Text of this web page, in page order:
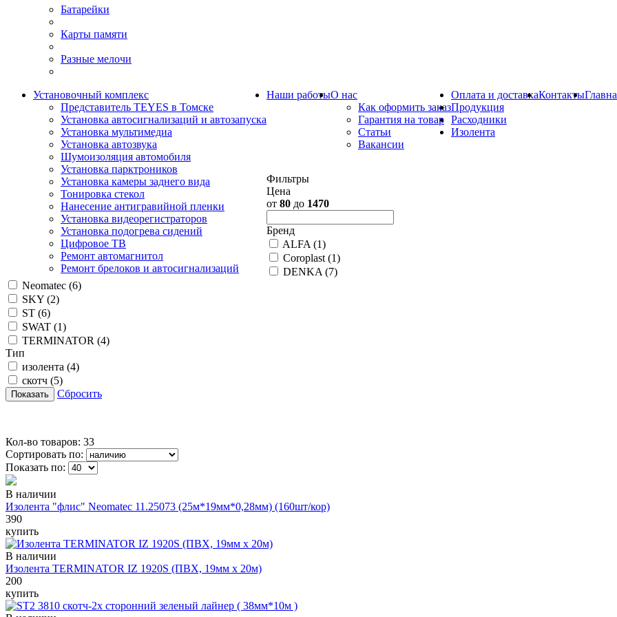
Батарейки
Карты памяти
Разные мелочи
Установочный комплекс
Представитель TEYES в Томске
Установка автосигнализаций и автозапуска
Установка мультимедиа
Установка автозвука
Шумоизоляция автомобиля
Установка парктроников
Установка камеры заднего вида
Тонировка стекол
Нанесение антигравийной пленки
Установка видеорегистраторов
Установка подогрева сидений
Цифровое ТВ
Ремонт автомагнитол
Ремонт брелоков и автосигнализаций
Наши работыО нас
Как оформить заказ
Гарантия на товар
Статьи
Вакансии
Оплата и доставкаКонтакты
Продукция
Расходники
Изолента
Фильтры
Цена
от 80 до 1470
Бренд
ALFA (1)
Coroplast (1)
DENKA (7)
Neomatec (6)
SKY (2)
ST (6)
SWAT (1)
TERMINATOR (4)
Тип
изолента (4)
скотч (5)
Показать Сбросить
Кол-во товаров: 33
Сортировать по:
Показать по:
В наличии
Изолента "флис" Neomatec 11.25073 (25м*19мм*0,28мм) (160шт/кор)
390
купить
В наличии
Изолента TERMINATOR IZ 1920S (ПВХ, 19мм х 20м)
200
купить